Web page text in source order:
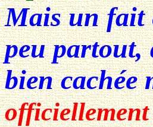
Mais un fait
peu partout,
bien
officiellement